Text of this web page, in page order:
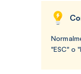
"ESC" o